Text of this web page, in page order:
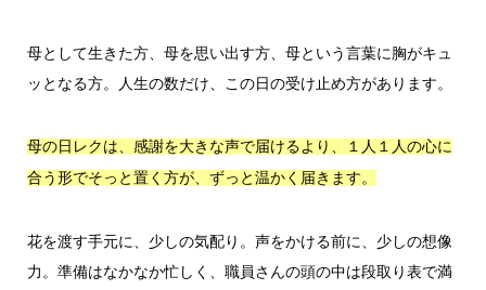
母として生きた方、母を思い出す方、母という言葉に胸がキュ
ッとなる方。人生の数だけ、この日の受け止め方があります。
母の日レクは、感謝を大きな声で届けるより、１人１人の心に
合う形でそっと置く方が、ずっと温かく届きます。
花を渡す手元に、少しの気配り。声をかける前に、少しの想像
力。準備はなかなか忙しく、職員さんの頭の中は段取り表で満